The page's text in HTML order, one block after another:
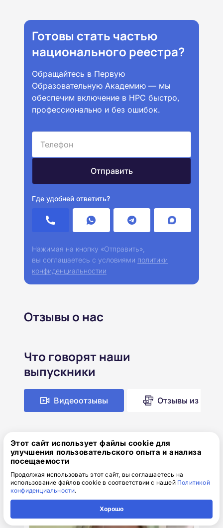
Готовы стать частью
национального реестра?
Обращайтесь в Первую
Образовательную Академию — мы
обеспечим включение в НРС быстро,
профессионально и без ошибок.
Где удобней ответить?
Нажимая на кнопку «Отправить»,
вы соглашаетесь с условиями политики
конфиденциальностии
Отзывы о нас
Что говорят наши
выпускники
Видеоотзывы Отзывы из
Этот сайт использует файлы cookie для
улучшения пользовательского опыта и анализа
посещаемости
Продолжая использовать этот сайт, вы соглашаетесь на
использование файлов cookie в соответствии с нашей Политикой
конфиденциальности.
Хорошо